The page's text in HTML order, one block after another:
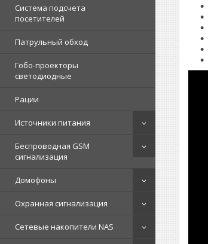
Система подсчета
посетителей
Патрульный обход
Гобо-проекторы
светодиодные
Рации
Источники питания
Беспроводная GSM
сигнализация
Домофоны
Охранная сигнализация
Сетевые накопители NAS